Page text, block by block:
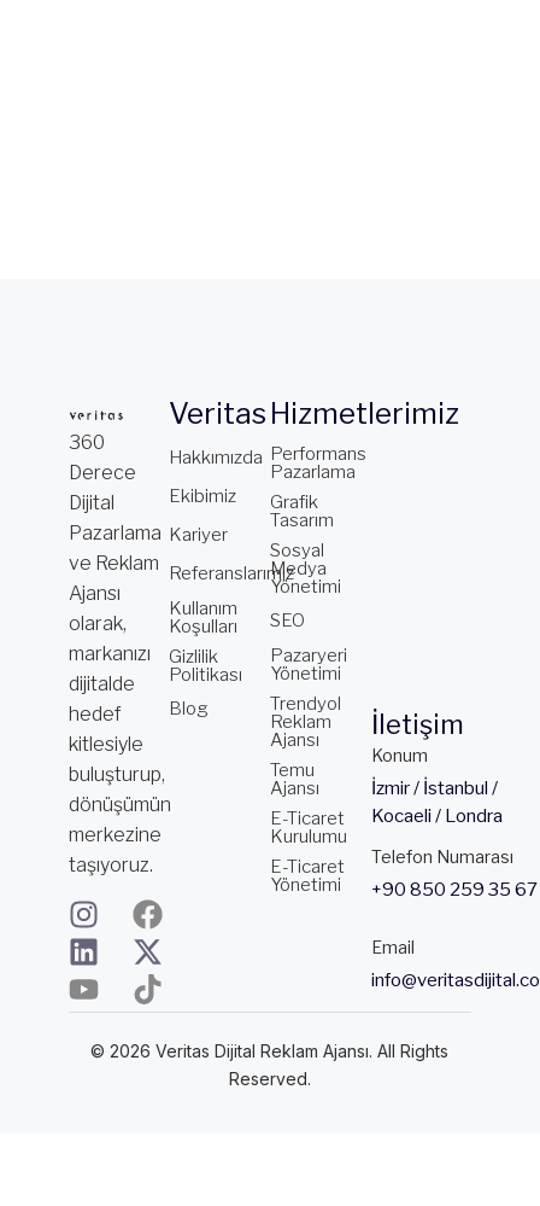
360
Derece
Dijital
Pazarlama
ve Reklam
Ajansı
olarak,
markanızı
dijitalde
hedef
kitlesiyle
buluşturup,
dönüşümün
merkezine
taşıyoruz.
I
n
s
t
g
F
a
c
e
o
L
i
n
k
d
X
-
t
w
t
Y
o
u
t
b
T
i
k
t
k
Veritas
Hakkımızda
Ekibimiz
Kariyer
Referanslarımız
Kullanım
Koşulları
Gizlilik
Politikası
Blog
Hizmetlerimiz
Performans
Pazarlama
Grafik
Tasarım
Sosyal
Medya
Yönetimi
SEO
Pazaryeri
Yönetimi
Trendyol
Reklam
Ajansı
Temu
Ajansı
E-Ticaret
Kurulumu
E-Ticaret
Yönetimi
Konum
İzmir / İstanbul /
Kocaeli / Londra
Telefon Numarası
+90 850 259 35 67
Email
İletişim
© 2026 Veritas Dijital Reklam Ajansı. All Rights
Reserved.